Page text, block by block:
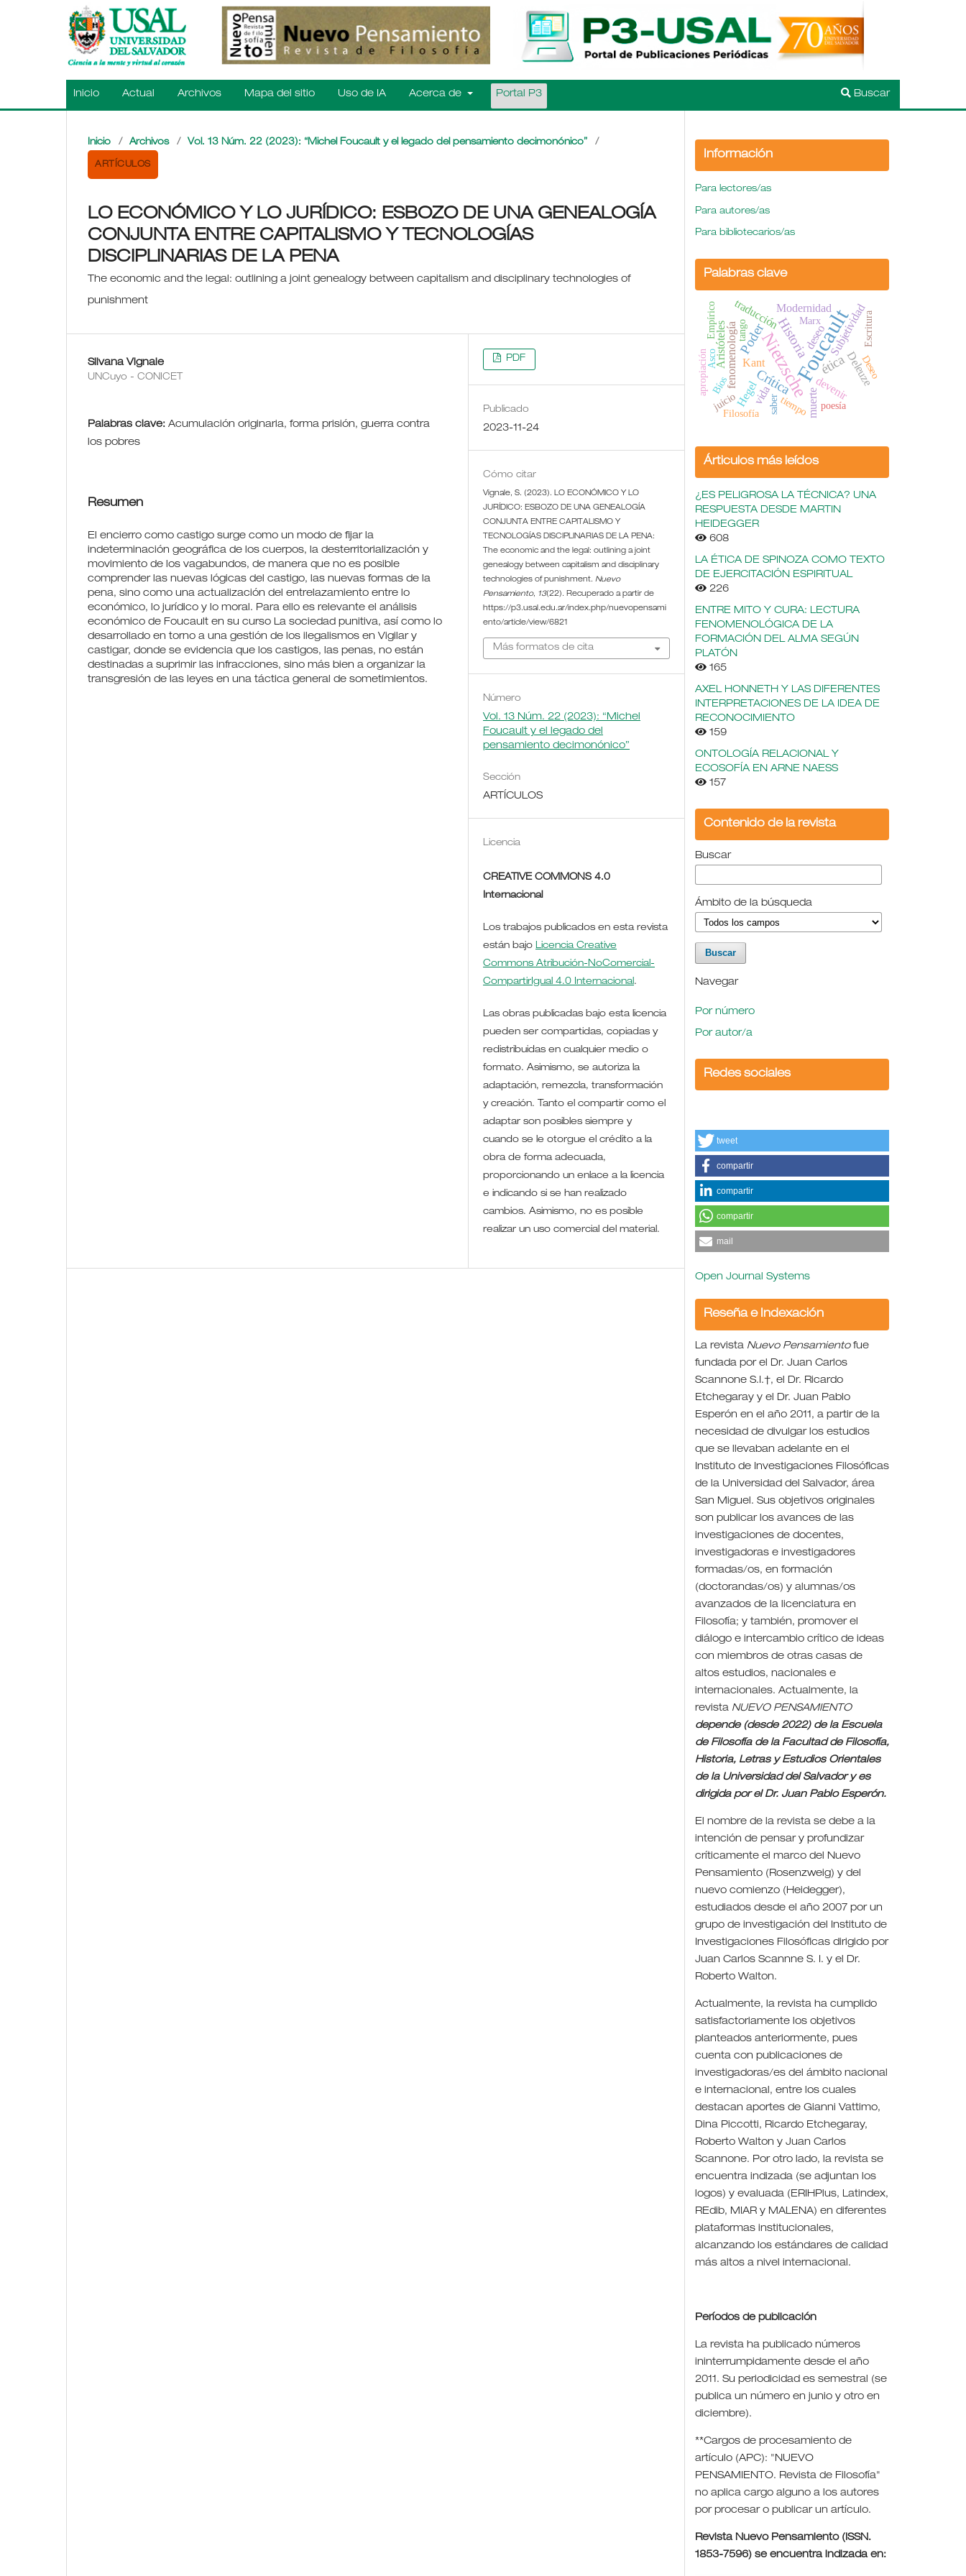
Inicio Actual Archivos Mapa del sitio Uso de IA Acerca de Portal P3 Buscar
Inicio / Archivos / Vol. 13 Núm. 22 (2023): “Michel Foucault y el legado del pensamiento decimonónico” /
ARTÍCULOS
LO ECONÓMICO Y LO JURÍDICO: ESBOZO DE UNA GENEALOGÍA
CONJUNTA ENTRE CAPITALISMO Y TECNOLOGÍAS
DISCIPLINARIAS DE LA PENA
The economic and the legal: outlining a joint genealogy between capitalism and disciplinary technologies of
punishment
Silvana Vignale
UNCuyo - CONICET
Palabras clave: Acumulación originaria, forma prisión, guerra contra
los pobres
Resumen
El encierro como castigo surge como un modo de fijar la
indeterminación geográfica de los cuerpos, la desterritorialización y
movimiento de los vagabundos, de manera que no es posible
comprender las nuevas lógicas del castigo, las nuevas formas de la
pena, sino como una actualización del entrelazamiento entre lo
económico, lo jurídico y lo moral. Para ello es relevante el análisis
económico de Foucault en su curso La sociedad punitiva, así como lo
desarrollado en torno a una gestión de los ilegalismos en Vigilar y
castigar, donde se evidencia que los castigos, las penas, no están
destinadas a suprimir las infracciones, sino más bien a organizar la
transgresión de las leyes en una táctica general de sometimientos.
PDF
Publicado
2023-11-24
Cómo citar
Vignale, S. (2023). LO ECONÓMICO Y LO
JURÍDICO: ESBOZO DE UNA GENEALOGÍA
CONJUNTA ENTRE CAPITALISMO Y
TECNOLOGÍAS DISCIPLINARIAS DE LA PENA:
The economic and the legal: outlining a joint
genealogy between capitalism and disciplinary
technologies of punishment.Nuevo
Pensamiento, 13(22). Recuperado a partir de
https://p3.usal.edu.ar/index.php/nuevopensami
ento/article/view/6821
Más formatos de cita
Número
Vol. 13 Núm. 22 (2023): “Michel
Foucault y el legado del
pensamiento decimonónico”
Sección
ARTÍCULOS
Licencia
CREATIVE COMMONS 4.0
Internacional
Los trabajos publicados en esta revista
están bajoLicencia Creative
Commons Atribución-NoComercial-
CompartirIgual 4.0 Internacional.
Las obras publicadas bajo esta licencia
pueden ser compartidas, copiadas y
redistribuidas en cualquier medio o
formato. Asimismo, se autoriza la
adaptación, remezcla, transformación
y creación. Tanto el compartir como el
adaptar son posibles siempre y
cuando se le otorgue el crédito a la
obra de forma adecuada,
proporcionando un enlace a la licencia
e indicando si se han realizado
cambios. Asimismo, no es posible
realizar un uso comercial del material.
Información
Para lectores/as
Para autores/as
Para bibliotecarios/as
Palabras clave
Foucault
Nietzsche
Poder Historia
ética
Crítica
deseo
devenir
fenomenología Subjetividad
traducción
vida
Modernidad
Deleuze
Aristóteles
muerte
Kant
Hegel
Marx
poesía
tango
Empírico
saber
Bíos
Filosofía
Deseo
Escritura
apropiación
tiempo
juicio
Asco
Árticulos más leídos
¿ES PELIGROSA LA TÉCNICA? UNA
RESPUESTA DESDE MARTIN
HEIDEGGER
608
LA ÉTICA DE SPINOZA COMO TEXTO
DE EJERCITACIÓN ESPIRITUAL
226
ENTRE MITO Y CURA: LECTURA
FENOMENOLÓGICA DE LA
FORMACIÓN DEL ALMA SEGÚN
PLATÓN
165
AXEL HONNETH Y LAS DIFERENTES
INTERPRETACIONES DE LA IDEA DE
RECONOCIMIENTO
159
ONTOLOGÍA RELACIONAL Y
ECOSOFÍA EN ARNE NAESS
157
Contenido de la revista
Buscar
Ámbito de la búsqueda
Navegar
Por número
Por autor/a
Redes sociales
tweet
compartir
compartir
compartir
mail
Open Journal Systems
Reseña e Indexación
La revista Nuevo Pensamientofue
fundada por el Dr. Juan Carlos
Scannone S.I.†, el Dr. Ricardo
Etchegaray y el Dr. Juan Pablo
Esperón en el año 2011, a partir de la
necesidad de divulgar los estudios
que se llevaban adelante en el
Instituto de Investigaciones Filosóficas
de la Universidad del Salvador, área
San Miguel. Sus objetivos originales
son publicar los avances de las
investigaciones de docentes,
investigadoras e investigadores
formadas/os, en formación
(doctorandas/os) y alumnas/os
avanzados de la licenciatura en
Filosofía; y también, promover el
diálogo e intercambio crítico de ideas
con miembros de otras casas de
altos estudios, nacionales e
internacionales. Actualmente, la
revista NUEVO PENSAMIENTO
depende (desde 2022) de la Escuela
de Filosofía de la Facultad de Filosofía,
Historia, Letras y Estudios Orientales
de la Universidad del Salvador y es
dirigida por el Dr. Juan Pablo Esperón.
El nombre de la revista se debe a la
intención de pensar y profundizar
críticamente el marco del Nuevo
Pensamiento (Rosenzweig) y del
nuevo comienzo (Heidegger),
estudiados desde el año 2007 por un
grupo de investigación del Instituto de
Investigaciones Filosóficas dirigido por
Juan Carlos Scannne S. I. y el Dr.
Roberto Walton.
Actualmente, la revista ha cumplido
satisfactoriamente los objetivos
planteados anteriormente, pues
cuenta con publicaciones de
investigadoras/es del ámbito nacional
e internacional, entre los cuales
destacan aportes de Gianni Vattimo,
Dina Piccotti, Ricardo Etchegaray,
Roberto Walton y Juan Carlos
Scannone. Por otro lado, la revista se
encuentra indizada (se adjuntan los
logos) y evaluada (ERIHPlus, Latindex,
REdib, MIAR y MALENA) en diferentes
plataformas institucionales,
alcanzando los estándares de calidad
más altos a nivel internacional.
Períodos de publicación
La revista ha publicado números
ininterrumpidamente desde el año
2011. Su periodicidad es semestral (se
publica un número en junio y otro en
diciembre).
**Cargos de procesamiento de
artículo (APC): "NUEVO
PENSAMIENTO. Revista de Filosofía"
no aplica cargo alguno a los autores
por procesar o publicar un artículo.
Revista Nuevo Pensamiento (ISSN.
1853-7596) se encuentra indizada en: